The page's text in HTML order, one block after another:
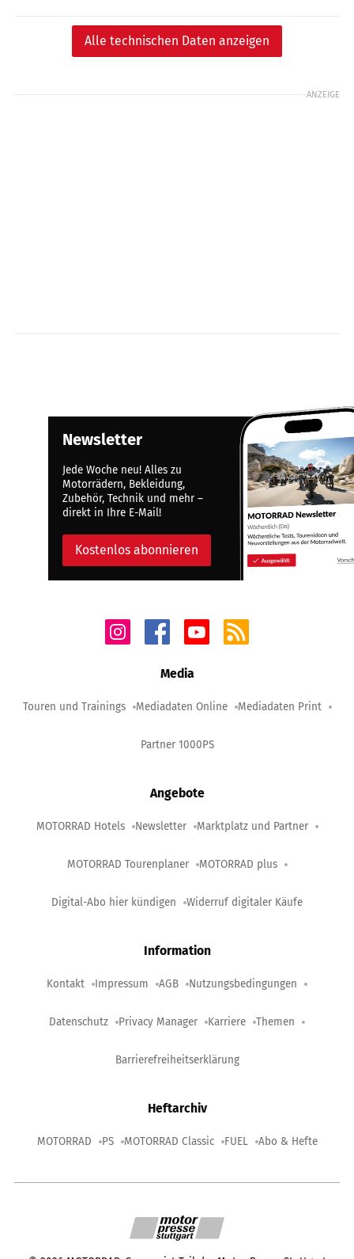
Alle technischen Daten anzeigen
ANZEIGE
Newsletter
Jede Woche neu! Alles zu
Motorrädern, Bekleidung,
Zubehör, Technik und mehr –
direkt in Ihre E-Mail!
Kostenlos abonnieren
Media
Touren und Trainings Mediadaten Online Mediadaten Print
Partner 1000PS
Angebote
MOTORRAD Hotels Newsletter Marktplatz und Partner
MOTORRAD Tourenplaner MOTORRAD plus
Digital-Abo hier kündigen Widerruf digitaler Käufe
Information
Kontakt Impressum AGB Nutzungsbedingungen
Datenschutz Privacy Manager Karriere Themen
Barrierefreiheitserklärung
Heftarchiv
MOTORRAD PS MOTORRAD Classic FUEL Abo & Hefte